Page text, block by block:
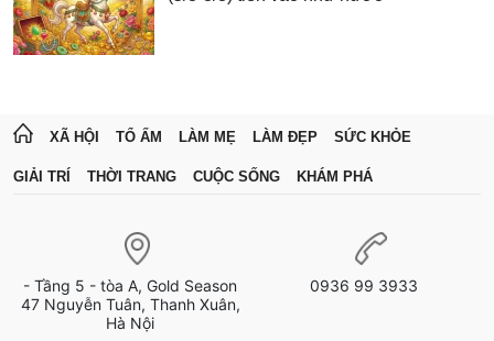
XÃ HỘI TỔ ẤM LÀM MẸ LÀM ĐẸP SỨC KHỎE
GIẢI TRÍ THỜI TRANG CUỘC SỐNG KHÁM PHÁ
- Tầng 5 - tòa A, Gold Season
47 Nguyễn Tuân, Thanh Xuân,
Hà Nội
0936 99 3933